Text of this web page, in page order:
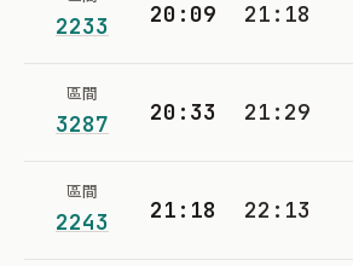
2233 20:09 21:18
區間
3287 20:33 21:29
區間
2243 21:18 22:13